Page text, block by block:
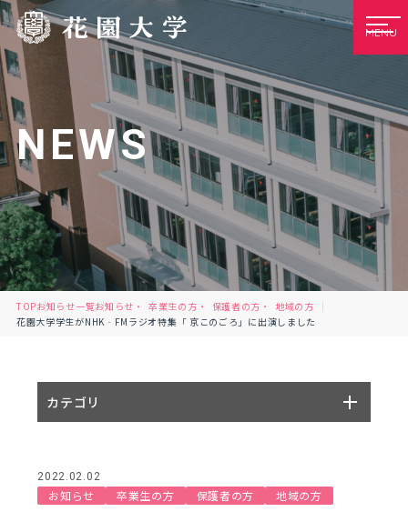
MENU
NEWS
TOPお知らせ一覧お知らせ 卒業生の方 保護者の方
地域の方
花園大学学生がNHK‐FMラジオ特集「 京このごろ」に出演しました
2022.02.02
お知らせ 卒業生の方 保護者の方 地域の方
カテゴリ